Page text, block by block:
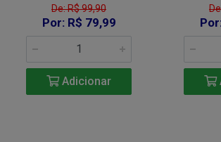
De: R$ 99,90
Por: R$ 79,99
Adicionar